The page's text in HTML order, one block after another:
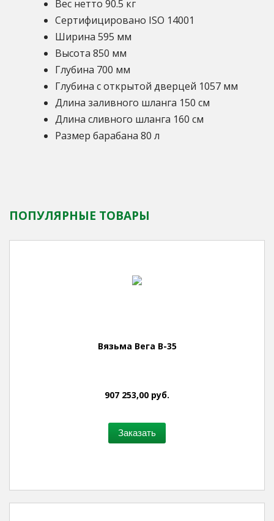
Вес нетто 90.5 кг
Сертифицировано ISO 14001
Ширина 595 мм
Высота 850 мм
Глубина 700 мм
Глубина с открытой дверцей 1057 мм
Длина заливного шланга 150 см
Длина сливного шланга 160 см
Размер барабана 80 л
ПОПУЛЯРНЫЕ ТОВАРЫ
Вязьма Вега В-35
907 253,00 руб.
Заказать